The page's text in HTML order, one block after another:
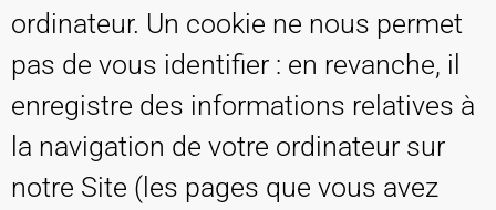
ordinateur. Un cookie ne nous permet
pas de vous identifier : en revanche, il
enregistre des informations relatives à
la navigation de votre ordinateur sur
notre Site (les pages que vous avez